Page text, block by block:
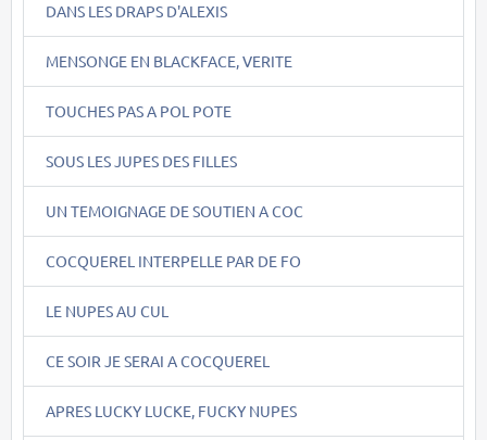
DANS LES DRAPS D'ALEXIS
MENSONGE EN BLACKFACE, VERITE
TOUCHES PAS A POL POTE
SOUS LES JUPES DES FILLES
UN TEMOIGNAGE DE SOUTIEN A COC
COCQUEREL INTERPELLE PAR DE FO
LE NUPES AU CUL
CE SOIR JE SERAI A COCQUEREL
APRES LUCKY LUCKE, FUCKY NUPES